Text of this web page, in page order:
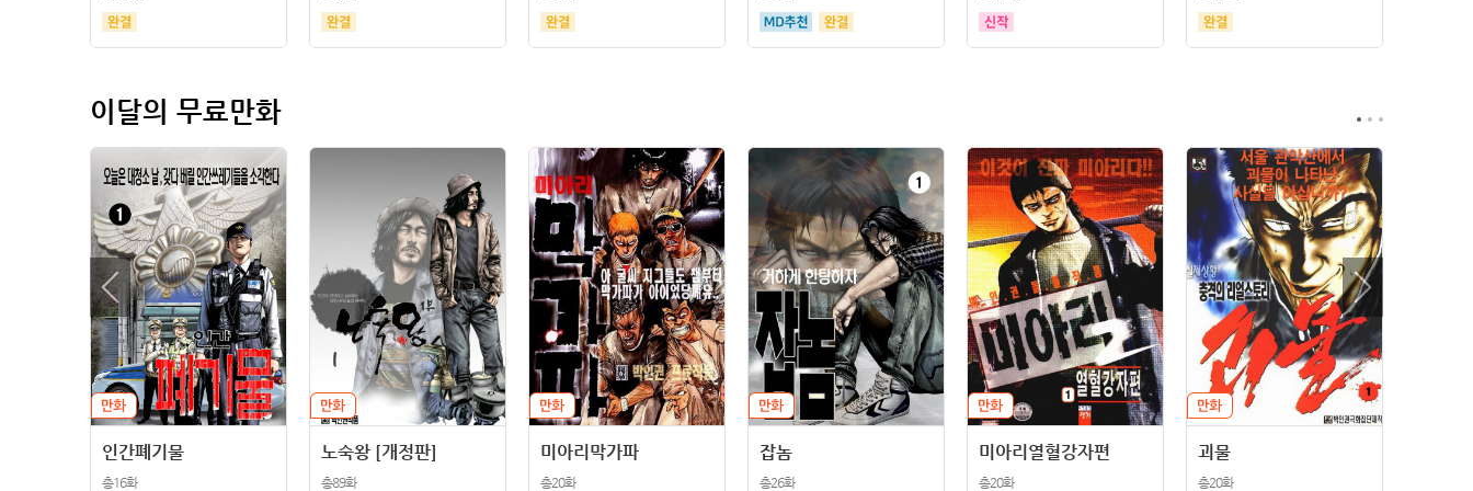
이달의 무료만화
인간폐기물
총16화
노숙왕 [개정판]
총89화
미아리막가파
총20화
잡놈
총26화
미아리열혈강자편
총20화
괴물
총20화